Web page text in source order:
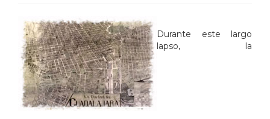
Durante este largo
lapso, la